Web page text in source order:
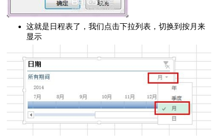
这就是日程表了，我们点击下拉列表，切换到按月来
显示